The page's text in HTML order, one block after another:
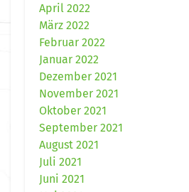
April 2022
März 2022
Februar 2022
Januar 2022
Dezember 2021
November 2021
Oktober 2021
September 2021
August 2021
Juli 2021
Juni 2021